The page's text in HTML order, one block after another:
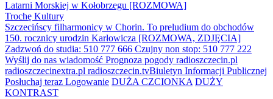
Latarni Morskiej w Kołobrzegu [ROZMOWA]
Trochę Kultury
Szczecińscy filharmonicy w Chorin. To preludium do obchodów
150. rocznicy urodzin Karłowicza [ROZMOWA, ZDJĘCIA]
Zadzwoń do studia: 510 777 666 Czujny non stop: 510 777 222
Wyślij do nas wiadomość Prognoza pogody radioszczecin.pl
radioszczecinextra.pl radioszczecin.tvBiuletyn Informacji Publicznej
Posłuchaj teraz Logowanie DUŻA CZCIONKA DUŻY
KONTRAST